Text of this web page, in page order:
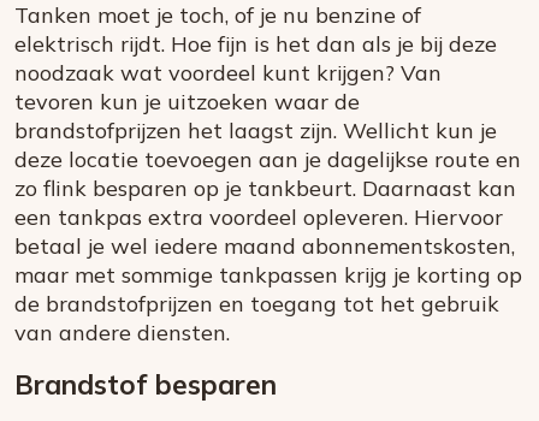
Tanken moet je toch, of je nu benzine of
elektrisch rijdt. Hoe fijn is het dan als je bij deze
noodzaak wat voordeel kunt krijgen? Van
tevoren kun je uitzoeken waar de
brandstofprijzen het laagst zijn. Wellicht kun je
deze locatie toevoegen aan je dagelijkse route en
zo flink besparen op je tankbeurt. Daarnaast kan
een tankpas extra voordeel opleveren. Hiervoor
betaal je wel iedere maand abonnementskosten,
maar met sommige tankpassen krijg je korting op
de brandstofprijzen en toegang tot het gebruik
van andere diensten.
Brandstof besparen